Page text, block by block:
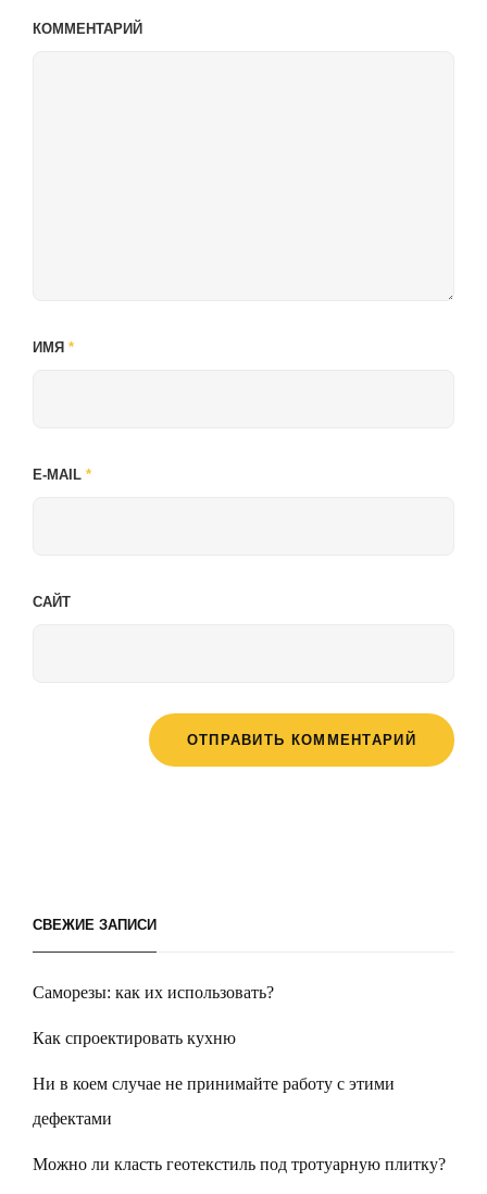
КОММЕНТАРИЙ
ИМЯ *
E-MAIL *
САЙТ
СВЕЖИЕ ЗАПИСИ
Саморезы: как их использовать?
Как спроектировать кухню
Ни в коем случае не принимайте работу с этими
дефектами
Можно ли класть геотекстиль под тротуарную плитку?